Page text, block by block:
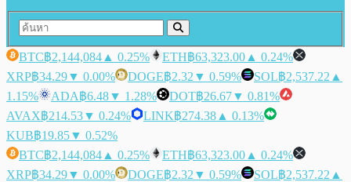
BTC฿2,144,084 ▲ 0.25% ETH฿63,323.00 ▲ 0.24%
XRP฿34.29▼ 0.00% DOGE฿2.32 ▼ 0.59% SOL฿2,537.22 ▲
1.15%
ADA฿6.48▼ 1.28% DOT฿26.67▼ 0.81%
AVAX฿214.53▼ 0.24% LINK฿274.38 ▲ 0.13%
KUB฿19.85▼ 0.52%
BTC฿2,144,084 ▲ 0.25% ETH฿63,323.00 ▲ 0.24%
XRP฿34.29▼ 0.00% DOGE฿2.32 ▼ 0.59% SOL฿2,537.22 ▲